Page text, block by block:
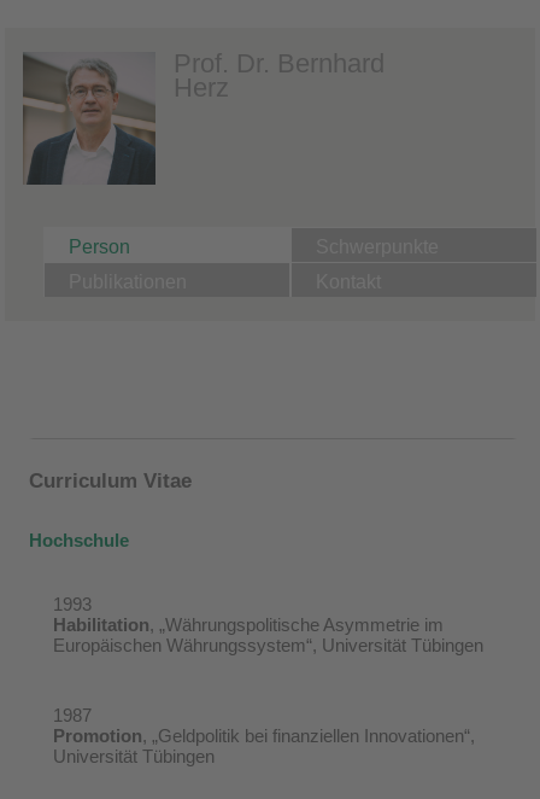
Prof. Dr. Bernhard
Herz
Person
Curriculum Vitae
Hochschule
1993
Habilitation, „Währungspolitische Asymmetrie im
Europäischen Währungssystem“, Universität Tübingen
1987
Promotion, „Geldpolitik bei finanziellen Innovationen“,
Universität Tübingen